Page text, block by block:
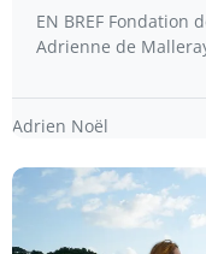
EN BREF Fondation
Adrienne de
Adrien Noël